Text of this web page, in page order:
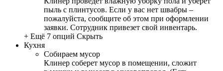
пыль с плинтусов. Если у вас нет швабры –
пожалуйста, сообщите об этом при оформлении
заявки. Сотрудник привезет свой инвентарь.
+ Ещё 7 опций Скрыть
Кухня
Собираем мусор
Клинер соберет мусор в помещении, сложит